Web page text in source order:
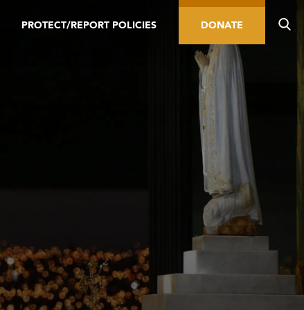
PROTECT/REPORT POLICIES DONATE